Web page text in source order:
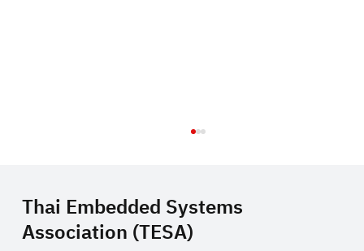
Thai Embedded Systems
Association (TESA)